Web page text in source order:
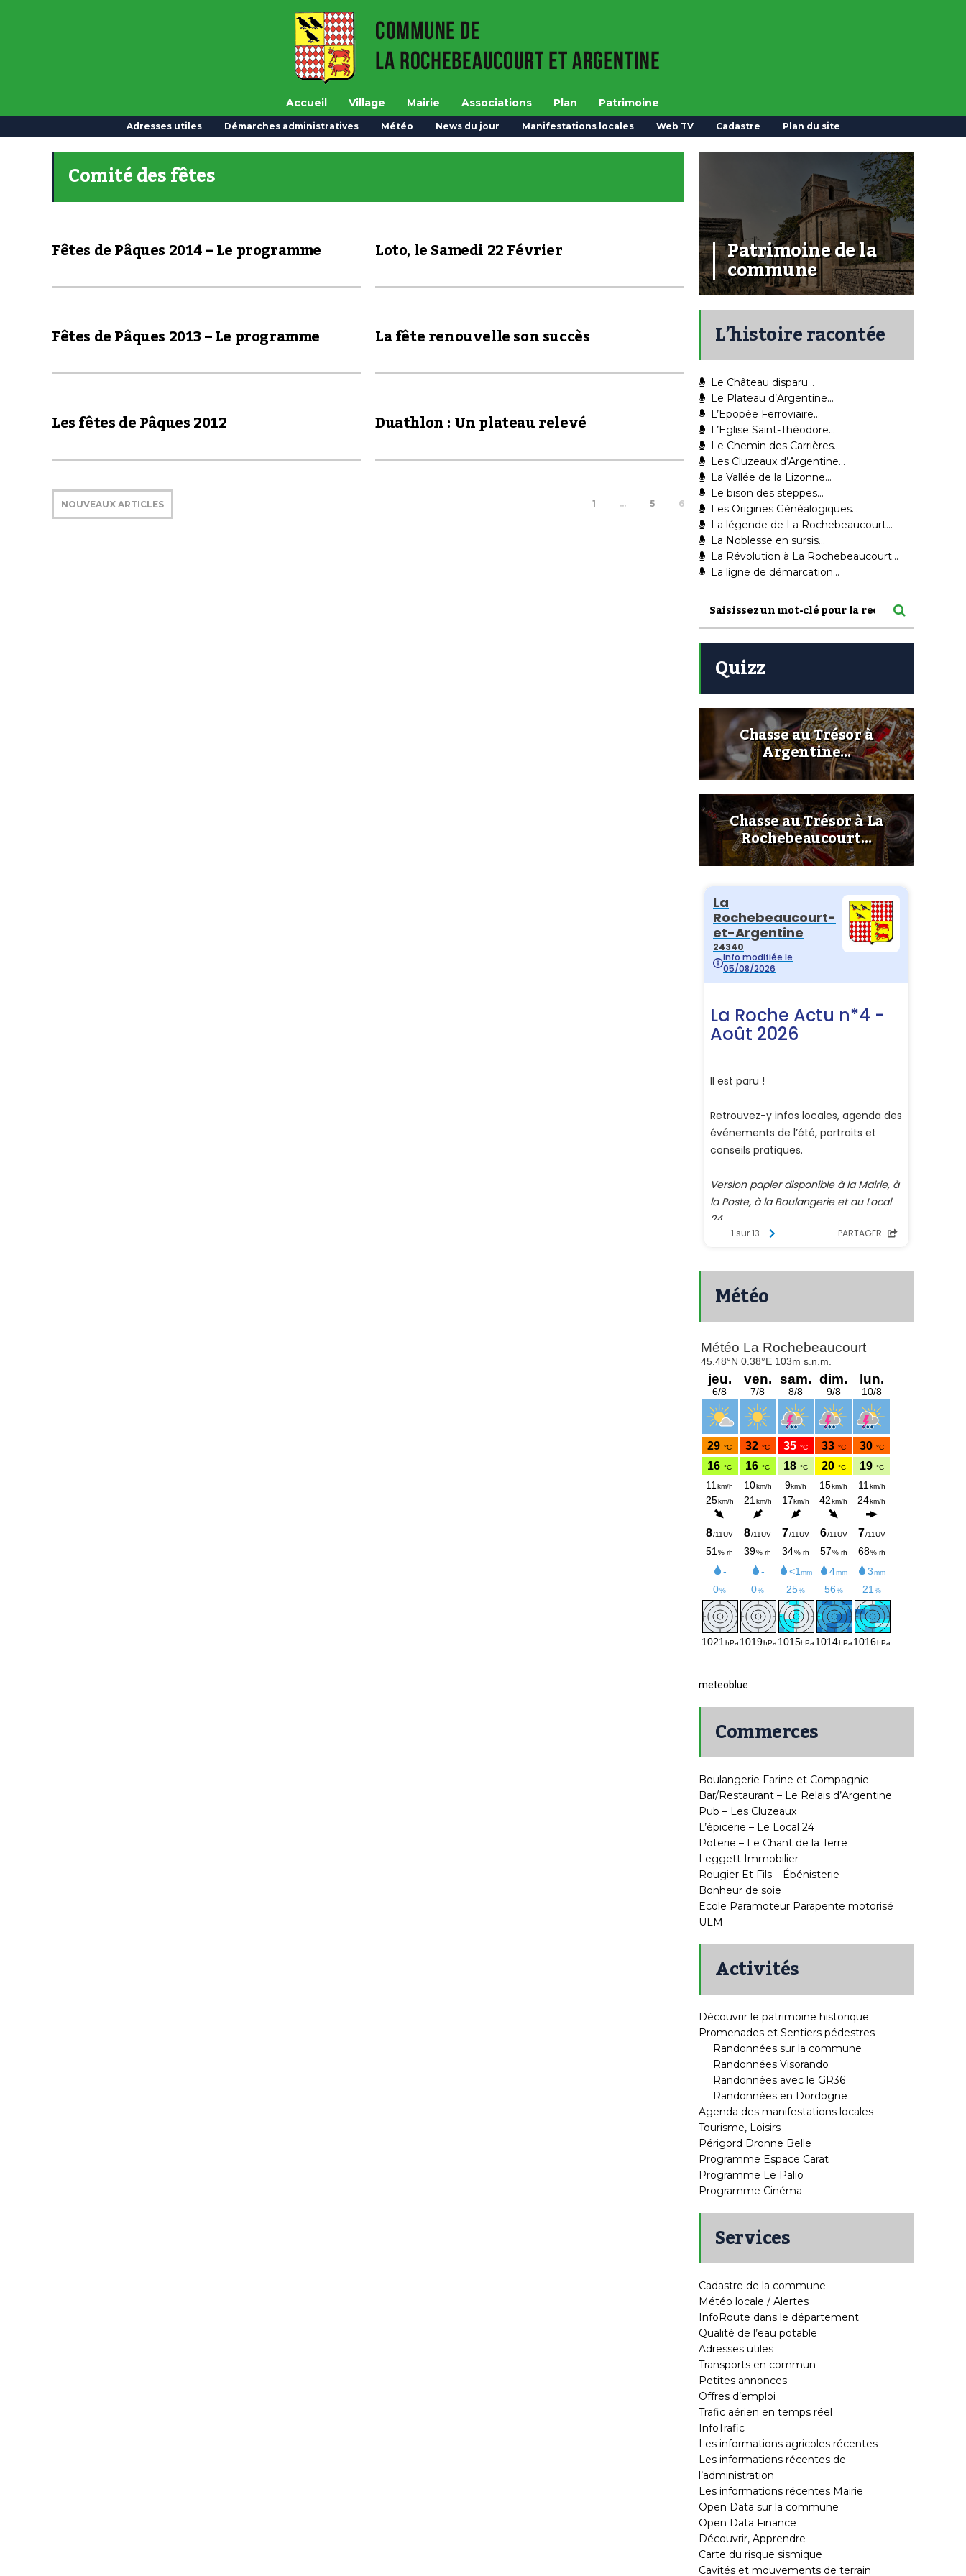
Accueil Village Mairie Associations Plan Patrimoine
Adresses utiles Démarches administratives Météo News du jour Manifestations locales Web TV Cadastre Plan du site
Comité des fêtes
Fêtes de Pâques 2014 – Le programme Loto, le Samedi 22 Février
Fêtes de Pâques 2013 – Le programme La fête renouvelle son succès
Les fêtes de Pâques 2012 Duathlon : Un plateau relevé
NOUVEAUX ARTICLES 1 … 5 6
Patrimoine de la
commune
L’histoire racontée
Le Château disparu…
Le Plateau d’Argentine…
L’Epopée Ferroviaire…
L’Eglise Saint-Théodore…
Le Chemin des Carrières…
Les Cluzeaux d’Argentine…
La Vallée de la Lizonne…
Le bison des steppes…
Les Origines Généalogiques…
La légende de La Rochebeaucourt…
La Noblesse en sursis…
La Révolution à La Rochebeaucourt…
La ligne de démarcation…
Quizz
Chasse au Trésor à
Argentine…
Chasse au Trésor à La
Rochebeaucourt…
Météo
meteoblue
Commerces
Boulangerie Farine et Compagnie
Bar/Restaurant – Le Relais d’Argentine
Pub – Les Cluzeaux
L’épicerie – Le Local 24
Poterie – Le Chant de la Terre
Leggett Immobilier
Rougier Et Fils – Ébénisterie
Bonheur de soie
Ecole Paramoteur Parapente motorisé
ULM
Activités
Découvrir le patrimoine historique
Promenades et Sentiers pédestres
Randonnées sur la commune
Randonnées Visorando
Randonnées avec le GR36
Randonnées en Dordogne
Agenda des manifestations locales
Tourisme, Loisirs
Périgord Dronne Belle
Programme Espace Carat
Programme Le Palio
Programme Cinéma
Services
Cadastre de la commune
Météo locale / Alertes
InfoRoute dans le département
Qualité de l’eau potable
Adresses utiles
Transports en commun
Petites annonces
Offres d’emploi
Trafic aérien en temps réel
InfoTrafic
Les informations agricoles récentes
Les informations récentes de
l’administration
Les informations récentes Mairie
Open Data sur la commune
Open Data Finance
Découvrir, Apprendre
Carte du risque sismique
Cavités et mouvements de terrain